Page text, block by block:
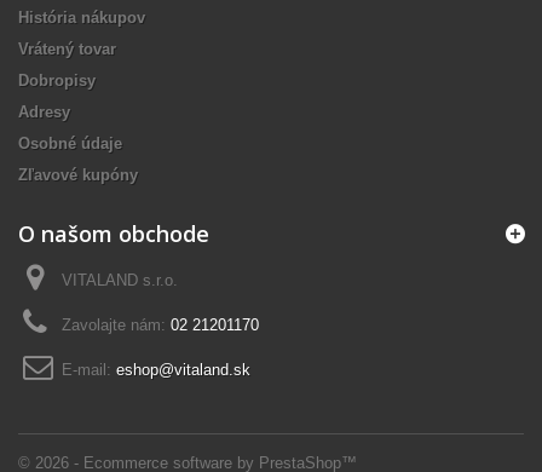
© 2026 - Ecommerce software by PrestaShop™
História nákupov
Vrátený tovar
Dobropisy
Adresy
Osobné údaje
Zľavové kupóny
O našom obchode
VITALAND s.r.o.
Zavolajte nám: 02 21201170
E-mail: eshop@vitaland.sk